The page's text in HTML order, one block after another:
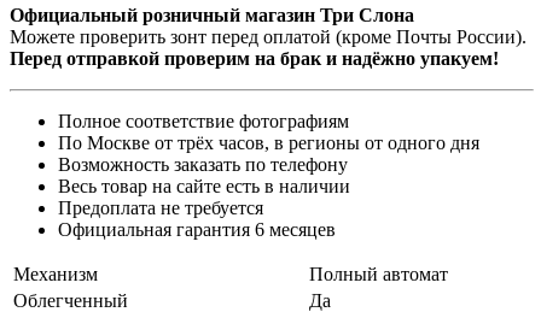
Официальный розничный магазин Три Слона
Можете проверить зонт перед оплатой (кроме Почты России).
Перед отправкой проверим на брак и надёжно упакуем!
Полное соответствие фотографиям
По Москве от трёх часов, в регионы от одного дня
Возможность заказать по телефону
Весь товар на сайте есть в наличии
Предоплата не требуется
Официальная гарантия 6 месяцев
Механизм
Полный автомат
Облегченный
Да